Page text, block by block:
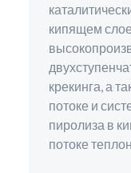
кипящем
крекинга, а
потоке и
пиролиза в
потоке